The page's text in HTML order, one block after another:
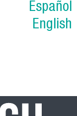
Español
English